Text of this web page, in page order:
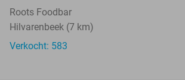
Roots Foodbar
Hilvarenbeek (7 km)
Verkocht: 583